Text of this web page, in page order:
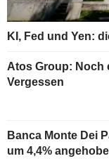
KI, Fed und Yen:
Atos Group: Noch
Vergessen
Banca Monte Dei
um 4,4%